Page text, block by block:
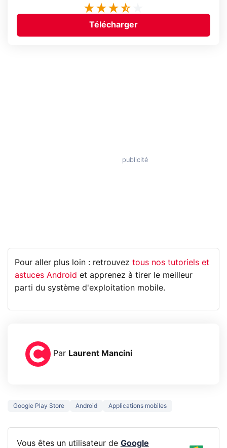
Télécharger
Pour aller plus loin : retrouveztous nos tutoriels et
astuces Android et apprenez à tirer le meilleur
parti du système d'exploitation mobile.
Par Laurent Mancini
Google Play Store Android Applications mobiles
Vous êtes un utilisateur de Google